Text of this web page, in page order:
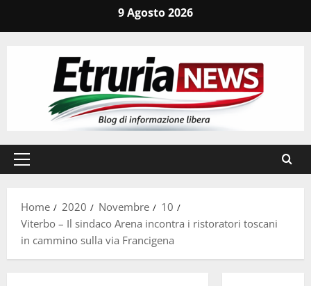
9 Agosto 2026
Menu
Home
2020 Novembre
10
Viterbo – Il sindaco Arena incontra i ristoratori toscani
in cammino sulla via Francigena